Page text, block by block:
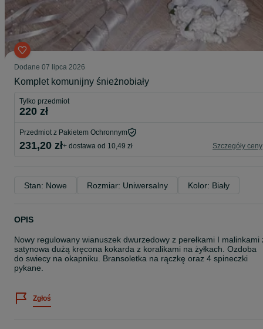
Dodane 07 lipca 2026
Komplet komunijny śnieżnobiały
Tylko przedmiot
220 zł
Przedmiot z Pakietem Ochronnym
231,20 zł+ dostawa od 10,49 zł Szczegóły ceny
Stan: Nowe Rozmiar: Uniwersalny Kolor: Biały
OPIS
Nowy regulowany wianuszek dwurzedowy z perełkami I malinkami
satynowa dużą kręcona kokarda z koralikami na żyłkach. Ozdoba
do swiecy na okapniku. Bransoletka na rączkę oraz 4 spineczki
pykane.
Zgłoś